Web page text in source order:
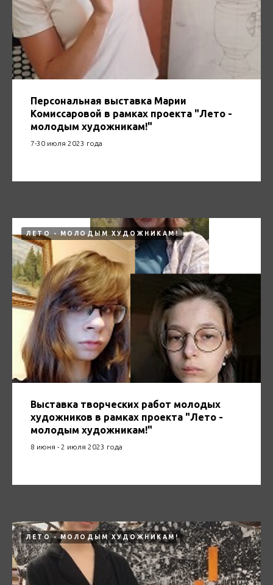
Персональная выставка Марии
Комиссаровой в рамках проекта "Лето -
молодым художникам!"
7-30 июля 2023 года
ЛЕТО - МОЛОДЫМ ХУДОЖНИКАМ!
Выставка творческих работ молодых
художников в рамках проекта "Лето -
молодым художникам!"
8 июня - 2 июля 2023 года
ЛЕТО - МОЛОДЫМ ХУДОЖНИКАМ!